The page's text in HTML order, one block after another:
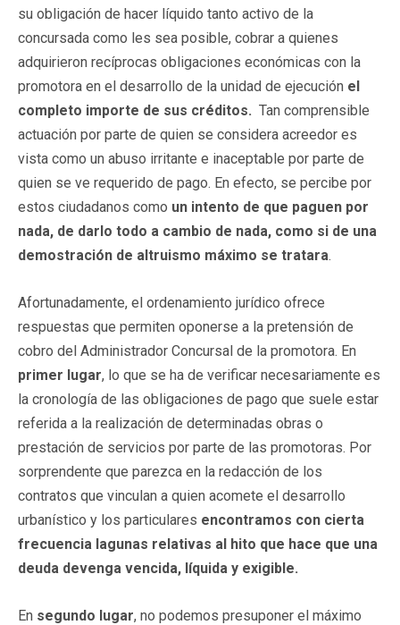
su obligación de hacer líquido tanto activo de la
concursada como les sea posible, cobrar a quienes
adquirieron recíprocas obligaciones económicas con la
promotora en el desarrollo de la unidad de ejecución el
completo importe de sus créditos. Tan comprensible
actuación por parte de quien se considera acreedor es
vista como un abuso irritante e inaceptable por parte de
quien se ve requerido de pago. En efecto, se percibe por
estos ciudadanos como un intento de que paguen por
nada, de darlo todo a cambio de nada, como si de una
demostración de altruismo máximo se tratara.
Afortunadamente, el ordenamiento jurídico ofrece
respuestas que permiten oponerse a la pretensión de
cobro del Administrador Concursal de la promotora. En
primer lugar, lo que se ha de verificar necesariamente es
la cronología de las obligaciones de pago que suele estar
referida a la realización de determinadas obras o
prestación de servicios por parte de las promotoras. Por
sorprendente que parezca en la redacción de los
contratos que vinculan a quien acomete el desarrollo
urbanístico y los particulares encontramos con cierta
frecuencia lagunas relativas al hito que hace que una
deuda devenga vencida, líquida y exigible.
En segundo lugar, no podemos presuponer el máximo